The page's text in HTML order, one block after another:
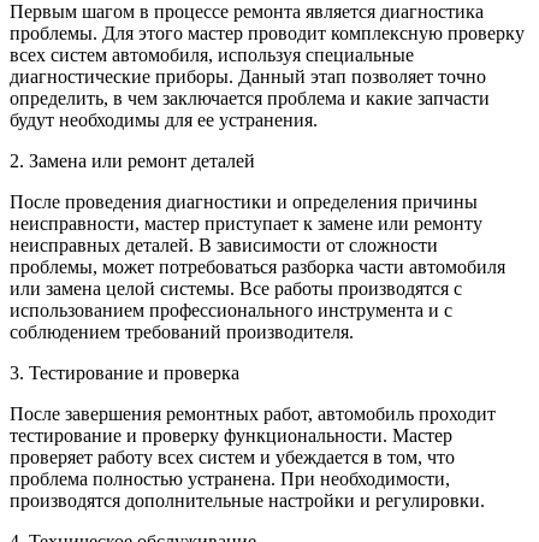
Первым шагом в процессе ремонта является диагностика
проблемы. Для этого мастер проводит комплексную проверку
всех систем автомобиля, используя специальные
диагностические приборы. Данный этап позволяет точно
определить, в чем заключается проблема и какие запчасти
будут необходимы для ее устранения.
2. Замена или ремонт деталей
После проведения диагностики и определения причины
неисправности, мастер приступает к замене или ремонту
неисправных деталей. В зависимости от сложности
проблемы, может потребоваться разборка части автомобиля
или замена целой системы. Все работы производятся с
использованием профессионального инструмента и с
соблюдением требований производителя.
3. Тестирование и проверка
После завершения ремонтных работ, автомобиль проходит
тестирование и проверку функциональности. Мастер
проверяет работу всех систем и убеждается в том, что
проблема полностью устранена. При необходимости,
производятся дополнительные настройки и регулировки.